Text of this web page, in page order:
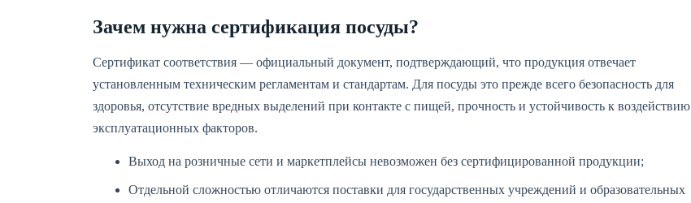
Зачем нужна сертификация посуды?
Сертификат соответствия — официальный документ, подтверждающий, что продукция отвечает
установленным техническим регламентам и стандартам. Для посуды это прежде всего безопасность для
здоровья, отсутствие вредных выделений при контакте с пищей, прочность и устойчивость к воздействию
эксплуатационных факторов.
Выход на розничные сети и маркетплейсы невозможен без сертифицированной продукции;
Отдельной сложностью отличаются поставки для государственных учреждений и образовательных